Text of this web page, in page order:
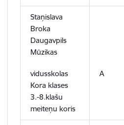
Staņislava
Broka
Daugavpils
Mūzikas
vidusskolas
Kora klases
3.-8.klašu
meiteņu koris
A